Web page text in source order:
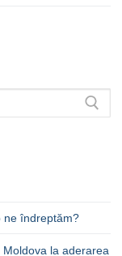
ne îndreptăm?
la aderarea